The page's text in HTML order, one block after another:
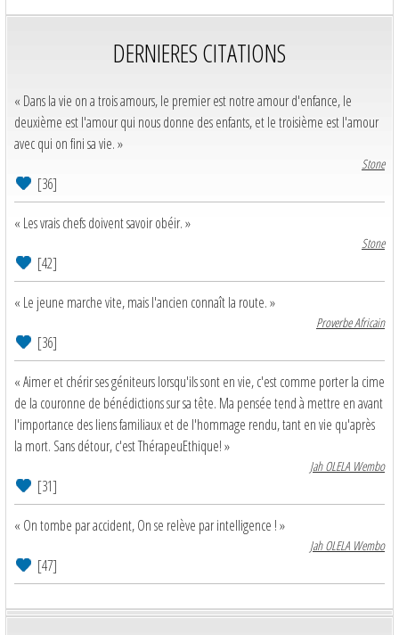
DERNIERES CITATIONS
« Dans la vie on a trois amours, le premier est notre amour d'enfance, le
deuxième est l'amour qui nous donne des enfants, et le troisième est l'amour
avec qui on fini sa vie. »
Stone
[36]
« Les vrais chefs doivent savoir obéir. »
Stone
[42]
« Le jeune marche vite, mais l'ancien connaît la route. »
Proverbe Africain
[36]
« Aimer et chérir ses géniteurs lorsqu'ils sont en vie, c'est comme porter la cime
de la couronne de bénédictions sur sa tête. Ma pensée tend à mettre en avant
l'importance des liens familiaux et de l'hommage rendu, tant en vie qu'après
la mort. Sans détour, c'est ThérapeuEthique! »
Jah OLELA Wembo
[31]
« On tombe par accident, On se relève par intelligence ! »
Jah OLELA Wembo
[47]